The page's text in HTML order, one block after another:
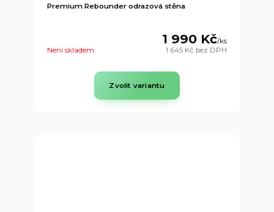
Premium Rebounder odrazová stěna
1 990 Kč/ks
1 645 Kč bez DPH
Není skladem
Zvolit variantu